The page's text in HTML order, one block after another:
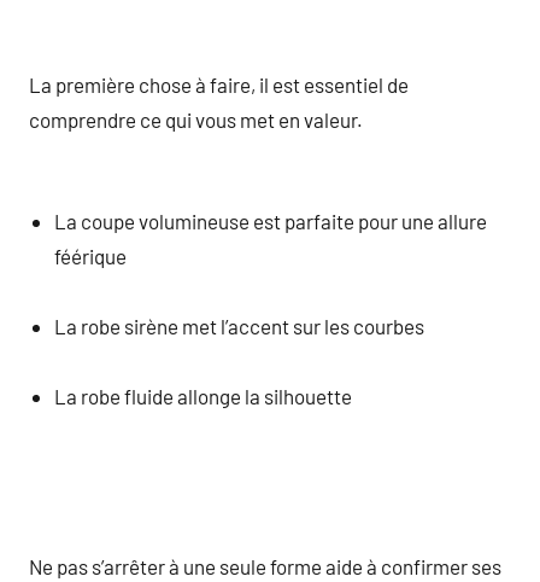
La première chose à faire, il est essentiel de
comprendre ce qui vous met en valeur.
La coupe volumineuse est parfaite pour une allure
féérique
La robe sirène met l’accent sur les courbes
La robe fluide allonge la silhouette
Ne pas s’arrêter à une seule forme aide à confirmer ses